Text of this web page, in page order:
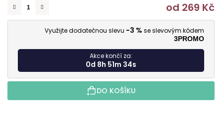
od 269 Kč
Využijte dodatečnou slevu -3 % se slevovým kódem
3PROMO
Akce končí za:
0d 8h 51m 34s
DO KOŠÍKU